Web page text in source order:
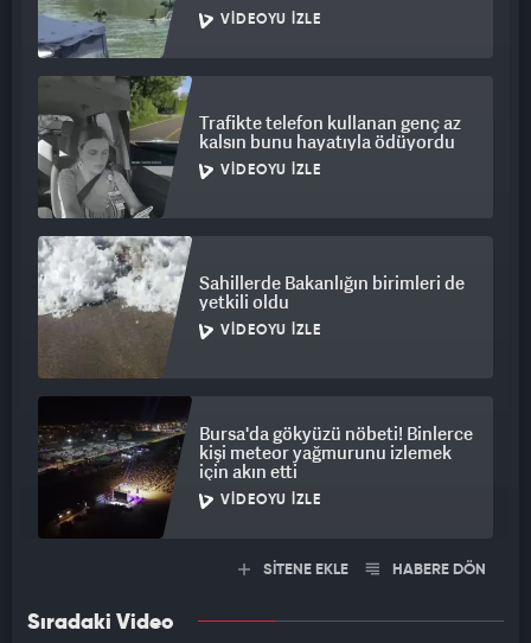
VIDEOYU İZLE
Trafikte telefon kullanan genç az
kalsın bunu hayatıyla ödüyordu
VIDEOYU İZLE
Sahillerde Bakanlığın birimleri de
yetkili oldu
VIDEOYU İZLE
Bursa'da gökyüzü nöbeti! Binlerce
kişi meteor yağmurunu izlemek
için akın etti
VIDEOYU İZLE
SİTENE EKLE HABERE DÖN
Sıradaki Video